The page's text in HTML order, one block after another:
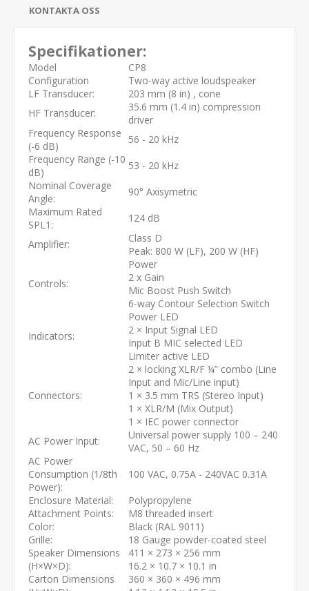
KONTAKTA OSS
Specifikationer:
Model
CP8
Configuration
Two-way active loudspeaker
LF Transducer:
203 mm (8 in) , cone
HF Transducer:
35.6 mm (1.4 in) compression
driver
Frequency Response
(-6 dB)
56 - 20 kHz
Frequency Range (-10
dB)
53 - 20 kHz
Nominal Coverage
Angle:
90° Axisymetric
Maximum Rated
SPL1:
124 dB
Amplifier:
Class D
Peak: 800 W (LF), 200 W (HF)
Controls:
Power
2 x Gain
Mic Boost Push Switch
6-way Contour Selection Switch
Indicators:
Power LED
2 × Input Signal LED
Input B MIC selected LED
Limiter active LED
Connectors:
2 × locking XLR/F ¼” combo (Line
Input and Mic/Line input)
1 × 3.5 mm TRS (Stereo Input)
1 × XLR/M (Mix Output)
1 × IEC power connector
AC Power Input:
Universal power supply 100 – 240
VAC, 50 – 60 Hz
AC Power
Consumption (1/8th
Power):
100 VAC, 0.75A - 240VAC 0.31A
Enclosure Material:
Polypropylene
Attachment Points:
M8 threaded insert
Color:
Black (RAL 9011)
Grille:
18 Gauge powder-coated steel
Speaker Dimensions
(H×W×D):
411 × 273 × 256 mm
16.2 × 10.7 × 10.1 in
Carton Dimensions
360 × 360 × 496 mm